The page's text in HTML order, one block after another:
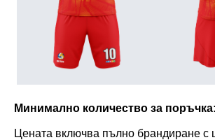
Минимално количество за поръчка:
Цената включва пълно брандиране с